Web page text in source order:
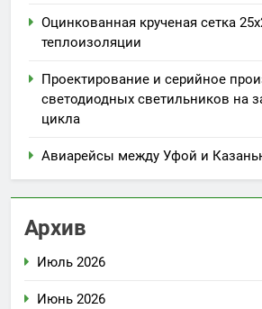
Оцинкованная крученая сетка
теплоизоляции
Проектирование и серийное
светодиодных светильников на
цикла
Авиарейсы между Уфой и
Архив
Июль 2026
Июнь 2026